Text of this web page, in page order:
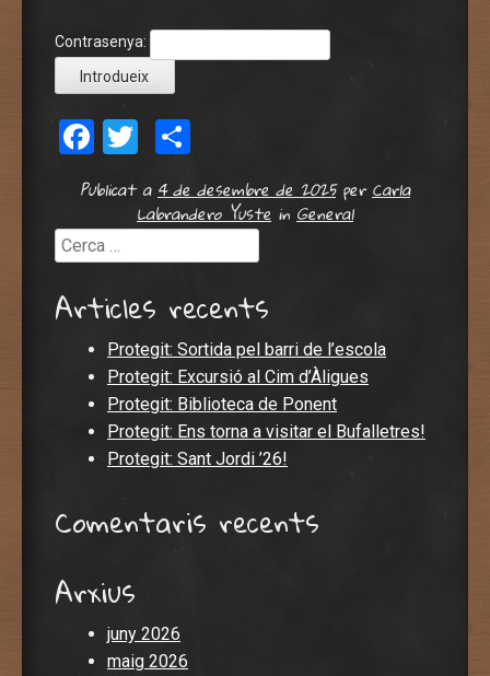
Contrasenya:
Facebook
Twitter
Publicat a4 de desembre de 2025perCarla
Labrandero Yuste in General
Cerca
Articles recents
Protegit: Sortida pel barri de l’escola
Protegit: Excursió al Cim d’Àligues
Protegit: Biblioteca de Ponent
Protegit: Ens torna a visitar el Bufalletres!
Protegit: Sant Jordi ’26!
Comentaris recents
Arxius
juny 2026
maig 2026